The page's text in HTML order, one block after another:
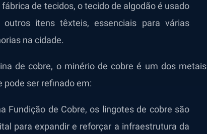
fábrica de tecidos, o tecido de algodão é usado
itens têxteis, essenciais para várias
na cidade.
de cobre, o minério de cobre é um dos metais
pode ser refinado em:
Fundição de Cobre, os lingotes de cobre são
para expandir e reforçar a infraestrutura da